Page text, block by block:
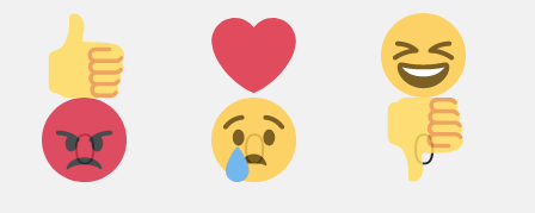
Палец
вверх!
0
Лайк!
0
Дикий
смех!
0
Агрессия!
Грусть :
(
Палец
вниз!